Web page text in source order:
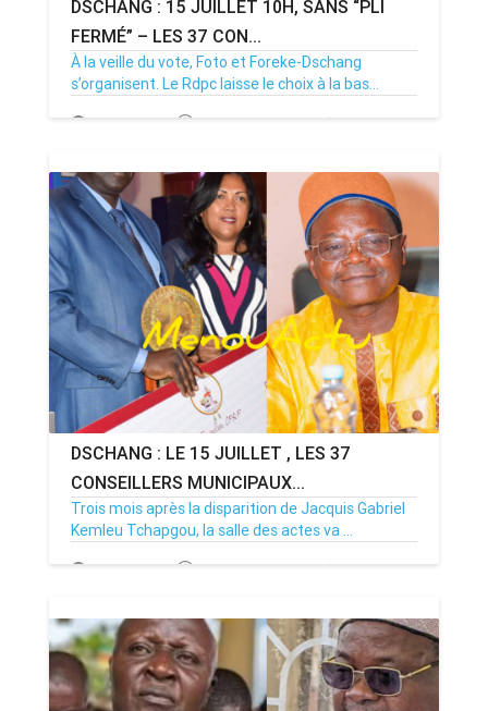
DSCHANG : 15 JUILLET 10H, SANS “PLI
FERMÉ” – LES 37 CON...
À la veille du vote, Foto et Foreke-Dschang
s’organisent. Le Rdpc laisse le choix à la bas...
14/07/26 Par MenouActu 0
DSCHANG : LE 15 JUILLET , LES 37
CONSEILLERS MUNICIPAUX...
Trois mois après la disparition de Jacquis Gabriel
Kemleu Tchapgou, la salle des actes va ...
13/07/26 Par MenouActu 0